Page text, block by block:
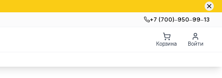
+7 (700)‒950‒99‒13
Корзина Войти